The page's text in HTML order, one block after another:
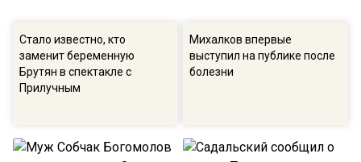
Стало известно, кто
заменит беременную
Брутян в спектакле с
Прилучным
Михалков впервые
выступил на публике после
болезни